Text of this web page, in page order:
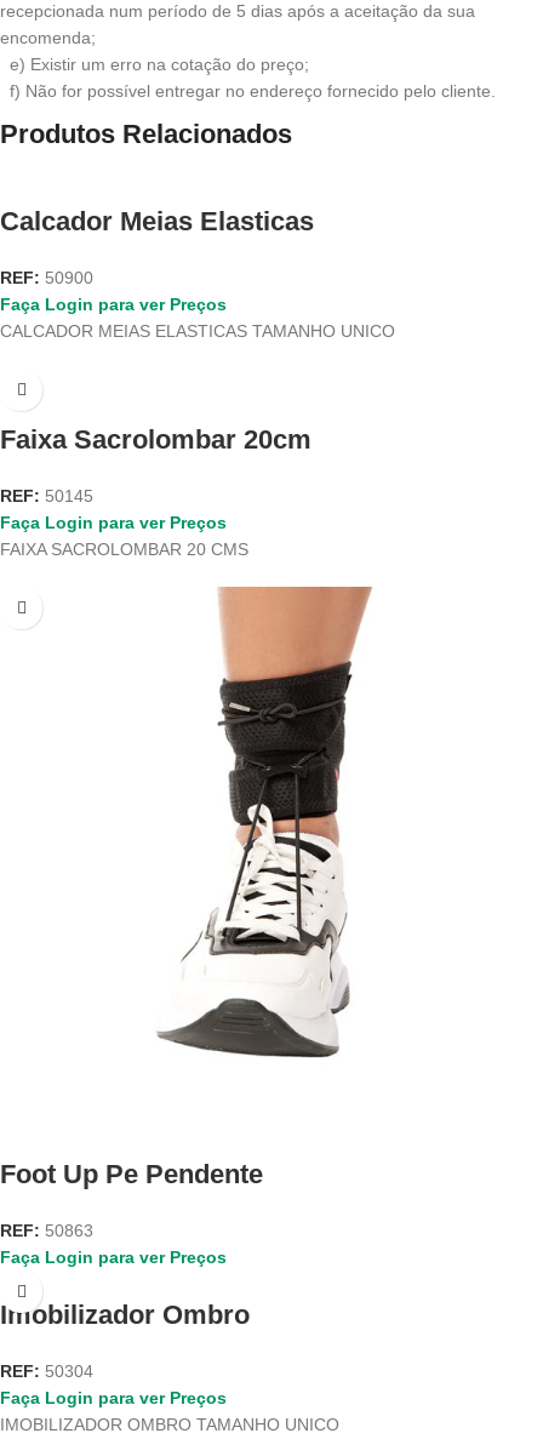
recepcionada num período de 5 dias após a aceitação da sua
encomenda;
e) Existir um erro na cotação do preço;
f) Não for possível entregar no endereço fornecido pelo cliente.
Produtos Relacionados
Calcador Meias Elasticas
REF: 50900
Faça Login para ver Preços
CALCADOR MEIAS ELASTICAS TAMANHO UNICO
Faixa Sacrolombar 20cm
REF: 50145
Faça Login para ver Preços
FAIXA SACROLOMBAR 20 CMS
Foot Up Pe Pendente
REF: 50863
Faça Login para ver Preços
Imobilizador Ombro
REF: 50304
Faça Login para ver Preços
IMOBILIZADOR OMBRO TAMANHO UNICO